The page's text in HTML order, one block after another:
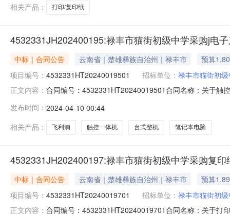
相关产品：
打印/复印纸
4532331JH202400195:禄丰市猫街初级中学采购j电
中标｜合同公告 云南省｜楚雄彝族自治州｜禄丰市
预算
项目编号： 4532331HT20240019501 招标单位： 禄丰市猫街初
正文内容： 合同编号：4532331HT20240019501合同名称：关于触
口产品审核前公示：采购公告（或单一来源审核前公示
发布时间： 2024-04-10 00:44
相关产品：
飞利浦 触控一体机 台式整机 笔记本电脑
4532331JH202400197:禄丰市猫街初级中学采购复印
中标｜合同公告 云南省｜楚雄彝族自治州｜禄丰市
预算
项目编号： 4532331HT20240019701 招标单位： 禄丰市猫街初
正文内容： 合同编号：4532331HT20240019701合同名称：关于打